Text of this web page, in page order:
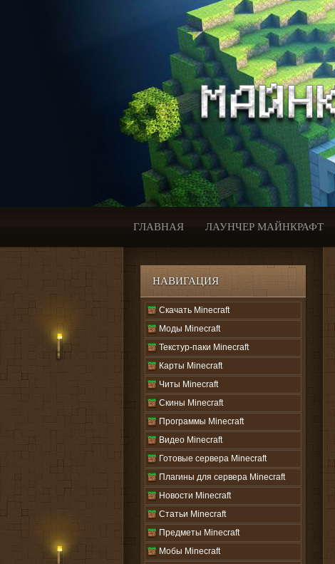
ГЛАВНАЯ ЛАУНЧЕР МАЙНКРАФТ
НАВИГАЦИЯ
Скачать Minecraft
Моды Minecraft
Текстур-паки Minecraft
Карты Minecraft
Читы Minecraft
Скины Minecraft
Программы Minecraft
Видео Minecraft
Готовые сервера Minecraft
Плагины для сервера Minecraft
Новости Minecraft
Статьи Minecraft
Предметы Minecraft
Мобы Minecraft